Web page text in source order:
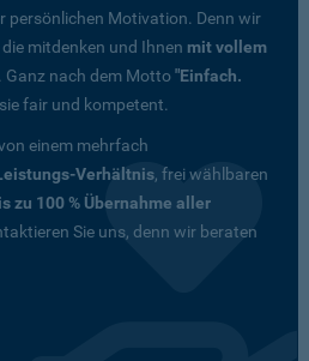
persönlichen Motivation. Denn wir
die mitdenken und Ihnen mit vollem
. Ganz nach dem Motto"Einfach.
fair und kompetent.
einem mehrfach
Verhältnis, frei wählbaren
zu 100 % Übernahme aller
Sie uns, denn wir beraten